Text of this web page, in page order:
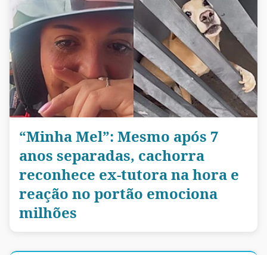
“Minha Mel”: Mesmo após 7
anos separadas, cachorra
reconhece ex-tutora na hora e
reação no portão emociona
milhões